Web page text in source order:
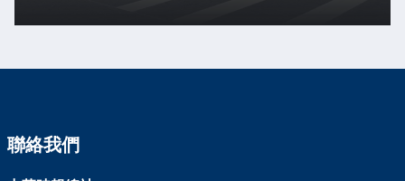
聯絡我們